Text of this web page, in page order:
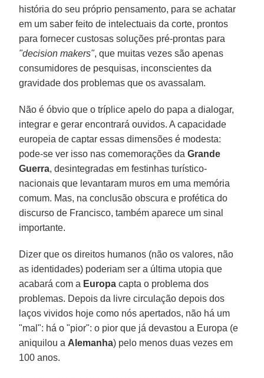
história do seu próprio pensamento, para se achatar
em um saber feito de intelectuais da corte, prontos
para fornecer custosas soluções pré-prontas para
"decision makers", que muitas vezes são apenas
consumidores de pesquisas, inconscientes da
gravidade dos problemas que os avassalam.
Não é óbvio que o tríplice apelo do papa a dialogar,
integrar e gerar encontrará ouvidos. A capacidade
europeia de captar essas dimensões é modesta:
pode-se ver isso nas comemorações daGrande
Guerra, desintegradas em festinhas turístico-
nacionais que levantaram muros em uma memória
comum. Mas, na conclusão obscura e profética do
discurso de Francisco, também aparece um sinal
importante.
Dizer que os direitos humanos (não os valores, não
as identidades) poderiam ser a última utopia que
acabará com a Europa capta o problema dos
problemas. Depois da livre circulação depois dos
laços vividos hoje como nós apertados, não há um
"mal": há o "pior": o pior que já devastou a Europa (e
aniquilou a Alemanha) pelo menos duas vezes em
100 anos.